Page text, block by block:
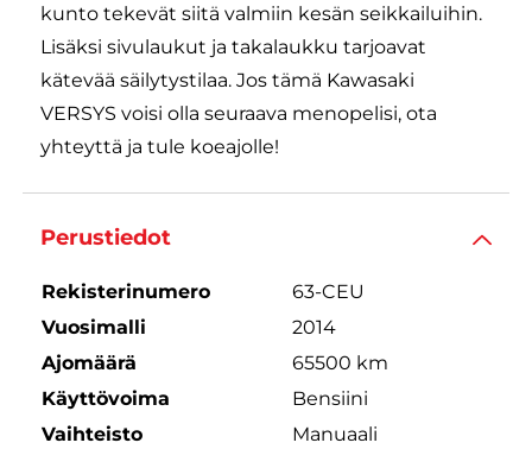
kunto tekevät siitä valmiin kesän seikkailuihin.
Lisäksi sivulaukut ja takalaukku tarjoavat
kätevää säilytystilaa. Jos tämä Kawasaki
VERSYS voisi olla seuraava menopelisi, ota
yhteyttä ja tule koeajolle!
Perustiedot
Rekisterinumero
63-CEU
Vuosimalli
2014
Ajomäärä
65500 km
Käyttövoima
Bensiini
Vaihteisto
Manuaali